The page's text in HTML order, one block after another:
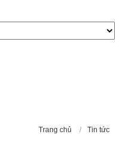
Trang chủ / Tin tức